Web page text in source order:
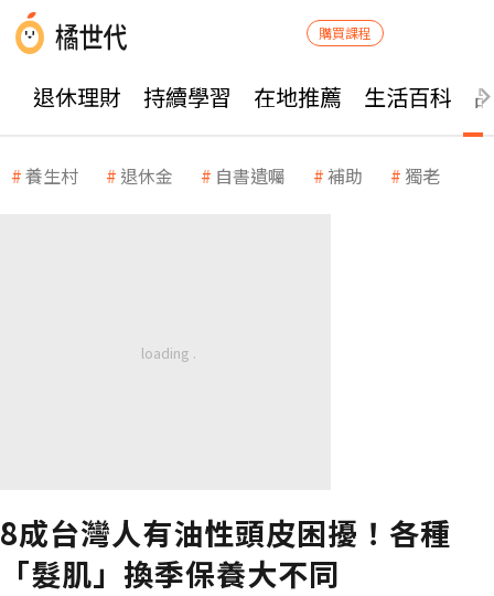
購買課程
退休理財 持續學習 在地推薦 生活百科
養生村 退休金 自書遺囑 補助 獨老
8成台灣人有油性頭皮困擾！各種
「髮肌」換季保養大不同